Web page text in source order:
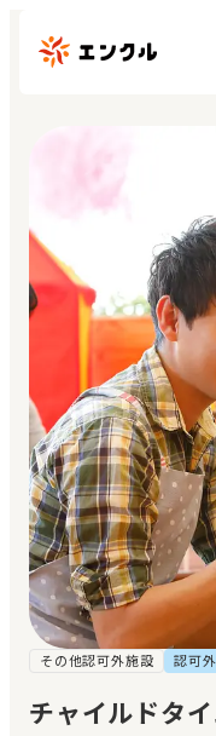
地図から探す
地域から探す
マイページ
閲覧履歴
お気に入り
見学日記
メッセージ
おすすめの園
その他認可外施設 認可外
チャイルドタ